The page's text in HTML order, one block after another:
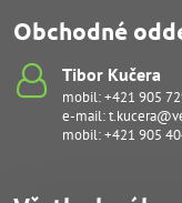
Obchodné
Tibor Kučera
mobil:+421 905
e-mail:
mobil:+421 905